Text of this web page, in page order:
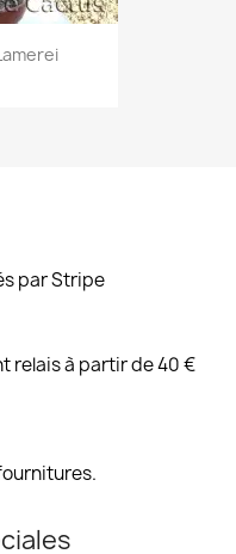
par Stripe
relais à partir de 40 €